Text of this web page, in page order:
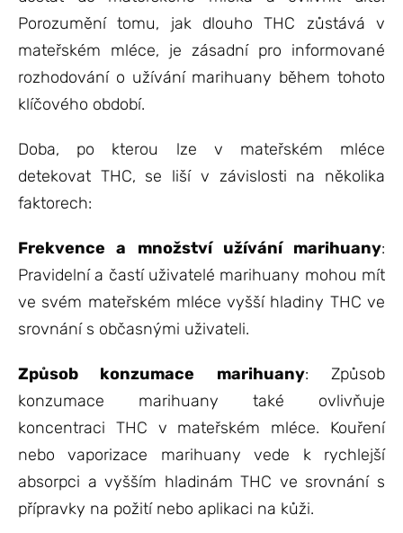
Porozumění tomu, jak dlouho THC zůstává v
mateřském mléce, je zásadní pro informované
rozhodování o užívání marihuany během tohoto
klíčového období.
Doba, po kterou lze v mateřském mléce
detekovat THC, se liší v závislosti na několika
faktorech:
Frekvence a množství užívání marihuany:
Pravidelní a častí uživatelé marihuany mohou mít
ve svém mateřském mléce vyšší hladiny THC ve
srovnání s občasnými uživateli.
Způsob konzumace marihuany: Způsob
konzumace marihuany také ovlivňuje
koncentraci THC v mateřském mléce. Kouření
nebo vaporizace marihuany vede k rychlejší
absorpci a vyšším hladinám THC ve srovnání s
přípravky na požití nebo aplikaci na kůži.